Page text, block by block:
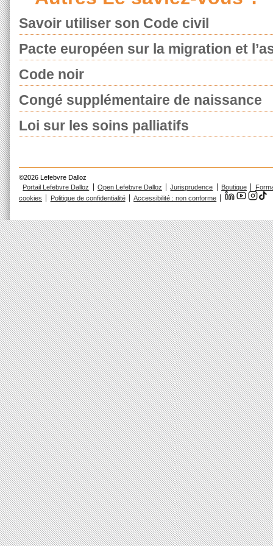
Savoir utiliser son Code civil
Pacte européen sur la migration et
Code noir
Congé supplémentaire de naissance
Loi sur les soins palliatifs
©2026 Lefebvre Dalloz
Portail Lefebvre Dalloz
Open Lefebvre Dalloz Jurisprudence Boutique
cookies
Politique de confidentialité Accessibilité : non conforme